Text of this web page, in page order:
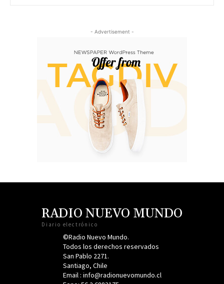
- Advertisement -
RADIO NUEVO MUNDO
Diario electrónico
©Radio Nuevo Mundo.
Todos los derechos reservados
San Pablo 2271.
Santiago, Chile
Email : info@radionuevomundo.cl